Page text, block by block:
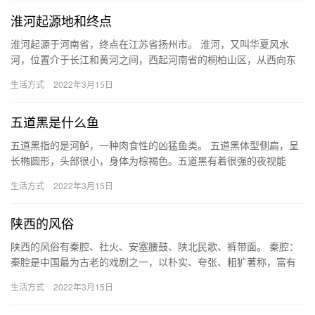
淮河起源地和终点
淮河起源于河南省，终点在江苏省扬州市。 淮河，又叫华夏风水
河，位置介于长江和黄河之间，西起河南省的桐柏山区，从西向东
营汇入…
生活方式 2022年3月15日
五道黑是什么鱼
五道黑指的是河鲈，一种肉食性的凶猛鱼类。 五道黑体型侧扁，呈
长椭圆形，头部很小，身体为棕褐色。五道黑有着很强的夜视能
殖小鱼…
生活方式 2022年3月15日
陕西的风俗
陕西的风俗有秦腔、社火、安塞腰鼓、陕北民歌、裤带面。 秦腔：
秦腔是中国最为古老的戏剧之一，以朴实、夸张、粗犷著称，富有
自…
生活方式 2022年3月15日